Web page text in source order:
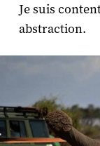
Je suis
abstraction.